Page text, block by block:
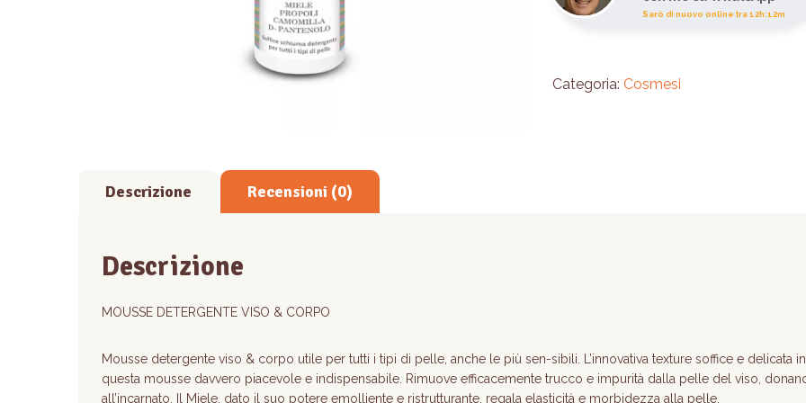
Sarò di nuovo online tra 12h:12m
Categoria: Cosmesi
Descrizione Recensioni (0)
Descrizione
MOUSSE DETERGENTE VISO & CORPO
Mousse detergente viso & corpo utile per tutti i tipi di pelle, anche le più sen-sibili. L’innovativa texture soffice e delicata
questa mousse davvero piacevole e indispensabile. Rimuove efficacemente trucco e impurità dalla pelle del viso,
all’incarnato. Il Miele, dato il suo potere emolliente e ristrutturante, regala elasticità e morbidezza alla pelle.